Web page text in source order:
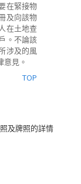
在緊接物
及向該物
在土地查
。不論該
涉及的風
意見。
TOP
及牌照的詳情